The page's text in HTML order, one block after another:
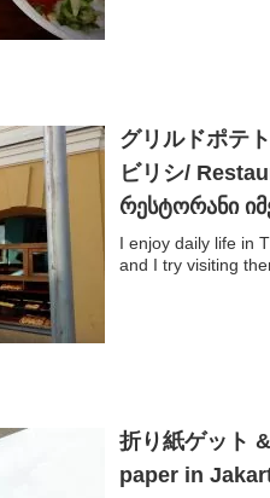
グリルドポテ
ビリシ/
რესტორანი
I enjoy daily life in
and I try visiting
折り紙ゲット
paper in